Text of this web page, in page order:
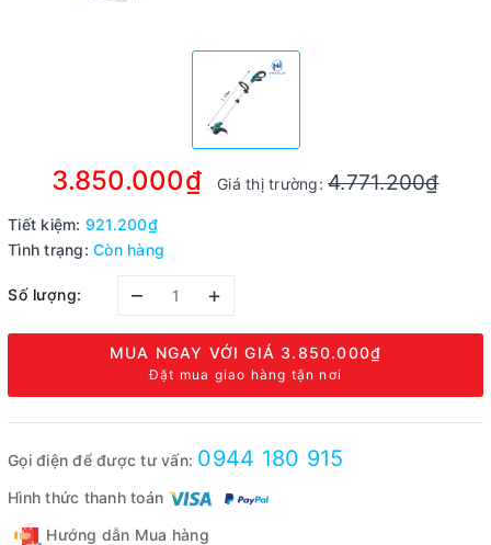
3.850.000₫ Giá thị trường:4.771.200₫
Tiết kiệm: 921.200₫
Tình trạng: Còn hàng
Số lượng: – +
MUA NGAY VỚI GIÁ 3.850.000₫
Đặt mua giao hàng tận nơi
Gọi điện để được tư vấn: 0944 180 915
Hình thức thanh toán
Hướng dẫn Mua hàng